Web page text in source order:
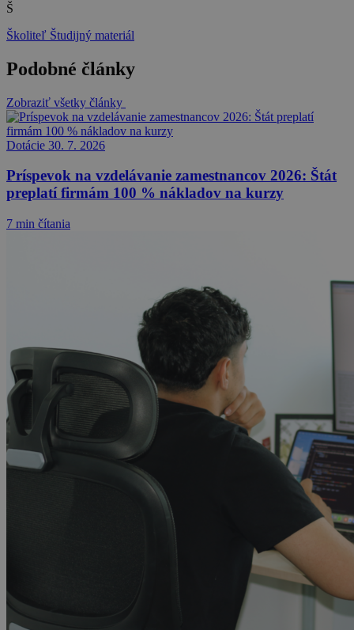
Š
Školiteľ Študijný materiál
Podobné články
Zobraziť všetky články
Dotácie 30. 7. 2026
Príspevok na vzdelávanie zamestnancov 2026: Štát
preplatí firmám 100 % nákladov na kurzy
7 min čítania